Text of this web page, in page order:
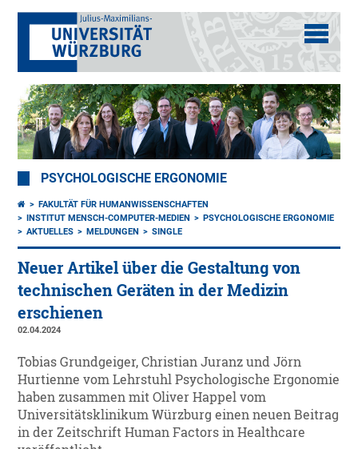
PSYCHOLOGISCHE ERGONOMIE
FAKULTÄT FÜR HUMANWISSENSCHAFTEN
INSTITUT MENSCH-COMPUTER-MEDIEN
PSYCHOLOGISCHE ERGONOMIE
AKTUELLES
MELDUNGEN SINGLE
Neuer Artikel über die Gestaltung von
technischen Geräten in der Medizin
erschienen
02.04.2024
Tobias Grundgeiger, Christian Juranz und Jörn
Hurtienne vom Lehrstuhl Psychologische Ergonomie
haben zusammen mit Oliver Happel vom
Universitätsklinikum Würzburg einen neuen Beitrag
in der Zeitschrift Human Factors in Healthcare